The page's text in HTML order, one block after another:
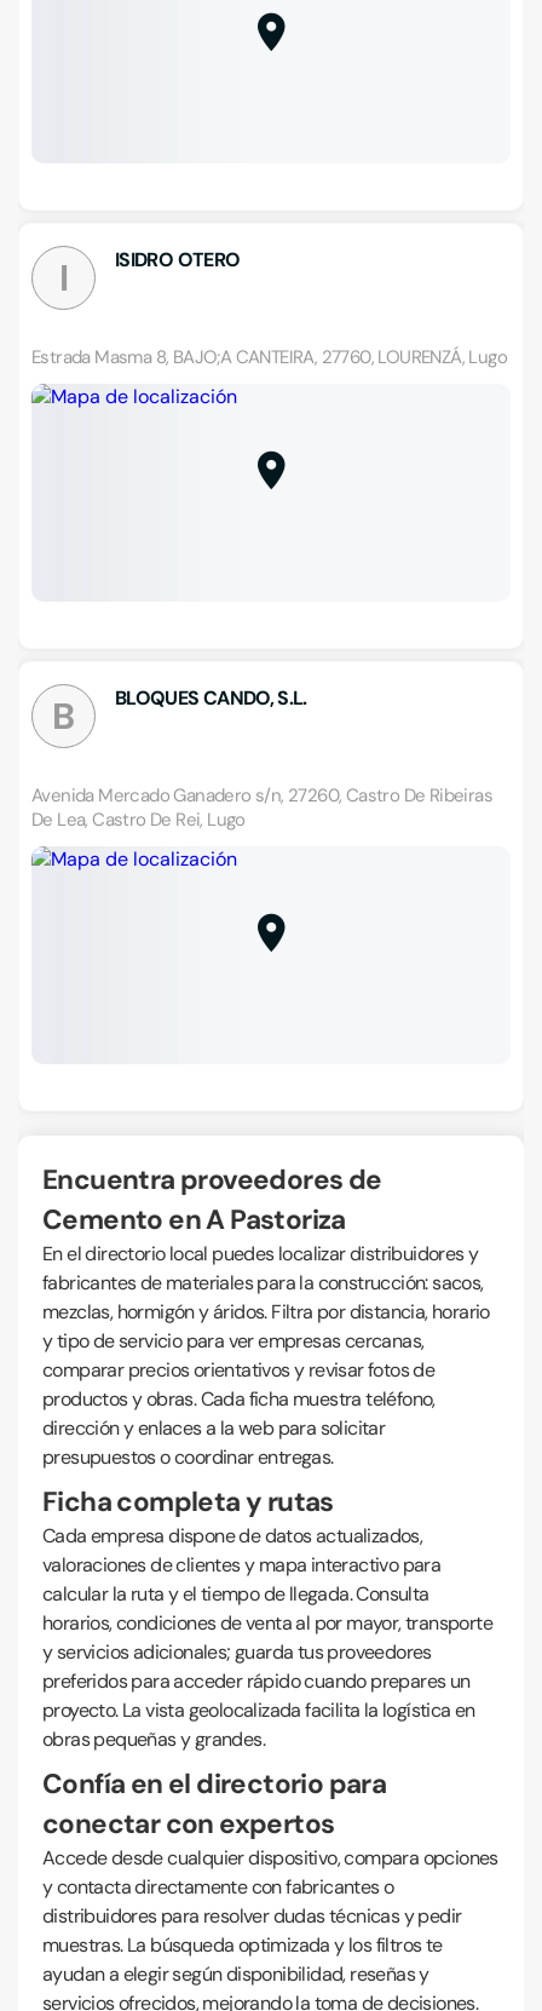
I ISIDRO OTERO
Estrada Masma 8, BAJO;A CANTEIRA, 27760, LOURENZÁ, Lugo
B BLOQUES CANDO, S.L.
Avenida Mercado Ganadero s/n, 27260, Castro De Ribeiras
De Lea, Castro De Rei, Lugo
Encuentra proveedores de
Cemento en A Pastoriza
En el directorio local puedes localizar distribuidores y
fabricantes de materiales para la construcción: sacos,
mezclas, hormigón y áridos. Filtra por distancia, horario
y tipo de servicio para ver empresas cercanas,
comparar precios orientativos y revisar fotos de
productos y obras. Cada ficha muestra teléfono,
dirección y enlaces a la web para solicitar
presupuestos o coordinar entregas.
Ficha completa y rutas
Cada empresa dispone de datos actualizados,
valoraciones de clientes y mapa interactivo para
calcular la ruta y el tiempo de llegada. Consulta
horarios, condiciones de venta al por mayor, transporte
y servicios adicionales; guarda tus proveedores
preferidos para acceder rápido cuando prepares un
proyecto. La vista geolocalizada facilita la logística en
obras pequeñas y grandes.
Confía en el directorio para
conectar con expertos
Accede desde cualquier dispositivo, compara opciones
y contacta directamente con fabricantes o
distribuidores para resolver dudas técnicas y pedir
muestras. La búsqueda optimizada y los filtros te
ayudan a elegir según disponibilidad, reseñas y
servicios ofrecidos, mejorando la toma de decisiones.